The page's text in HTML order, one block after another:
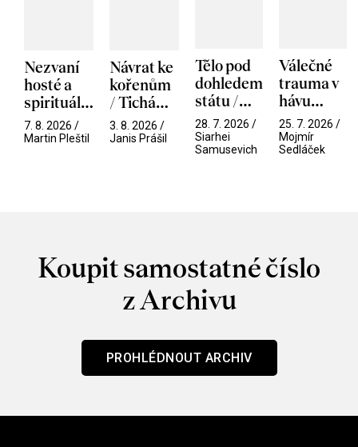
Nezvaní
hosté a
spirituální
narušitelé
z vesmíru
7. 8. 2026 /
Martin Pleštil
Návrat ke
kořenům
/ Tichá
přítelkyně
3. 8. 2026 /
Janis Prášil
Tělo pod
dohledem
státu /
Pramen
28. 7. 2026 /
Siarhei
Samusevich
Válečné
trauma v
hávu
spektáklu
/ Odyssea
25. 7. 2026 /
Mojmír
Sedláček
Koupit samostatné číslo
z Archivu
PROHLÉDNOUT ARCHIV